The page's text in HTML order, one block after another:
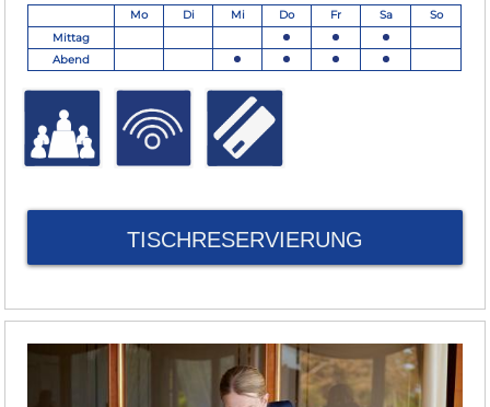
Mo Di Mi Do Fr Sa
So
Mittag
Abend
TISCHRESERVIERUNG